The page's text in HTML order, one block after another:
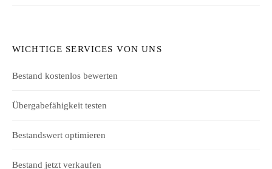
WICHTIGE SERVICES VON UNS
Bestand kostenlos bewerten
Übergabefähigkeit testen
Bestandswert optimieren
Bestand jetzt verkaufen